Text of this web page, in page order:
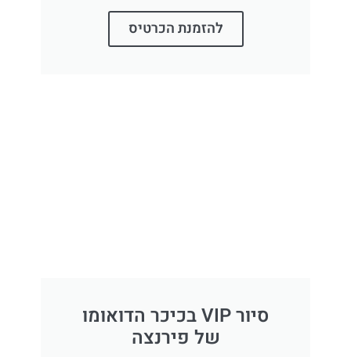
להזמנת הכרטיס
סיור VIP בכיכר הדואומו
של פירנצה